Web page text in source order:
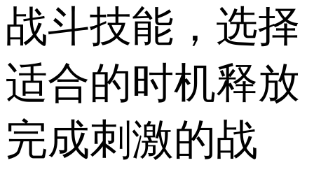
战斗技能，选择
适合的时机释放
完成刺激的战